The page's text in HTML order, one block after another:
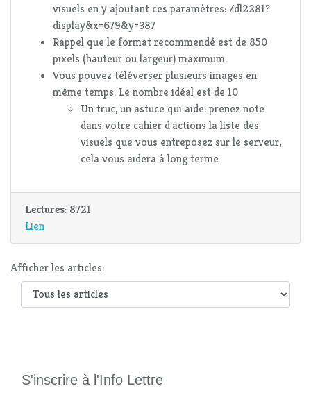
visuels en y ajoutant ces paramètres: /dl2281?
display&x=679&y=387
Rappel que le format recommendé est de 850
pixels (hauteur ou largeur) maximum.
Vous pouvez téléverser plusieurs images en
même temps. Le nombre idéal est de 10
Un truc, un astuce qui aide: prenez note
dans votre cahier d'actions la liste des
visuels que vous entreposez sur le serveur,
cela vous aidera à long terme
Lectures: 8721
Lien
Afficher les articles:
S'inscrire à l'Info Lettre